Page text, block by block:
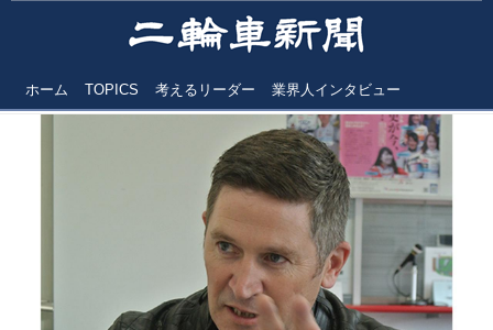
ホーム TOPICS 考えるリーダー 業界人インタビュー